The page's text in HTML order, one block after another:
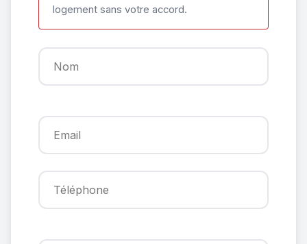
logement sans votre accord.